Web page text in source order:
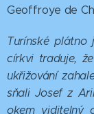
Geoffroye de
Turínské
církvi traduje,
ukřižování
sňali Josef z
okem viditelný